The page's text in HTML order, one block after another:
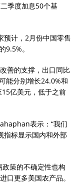
季度加息50个基
计，2月份中国零售
9.5%。
善的支撑，出口同比
能分别增长24.0%和
亿美元，低于之前
表示：“我们
指标显示国内和外部
策的不确定性也构
口更多美国农产品。